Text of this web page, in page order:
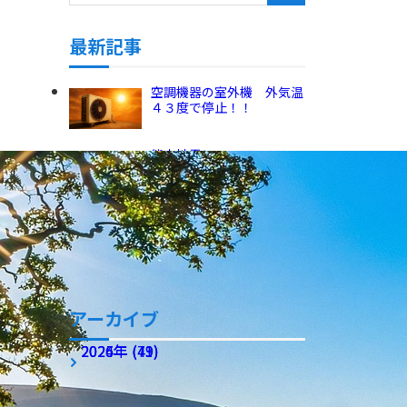
最新記事
空調機器の室外機 外気温
４３度で停止！！
熊本地震について、２０２
６年７月２８日！！
東京電力 予備率2パーセ
ント台、電力追加確保につ
いて！！
アーカイブ
2026年 (49)
2025年 (71)
2024年 (43)
アーカイブ全てを表示